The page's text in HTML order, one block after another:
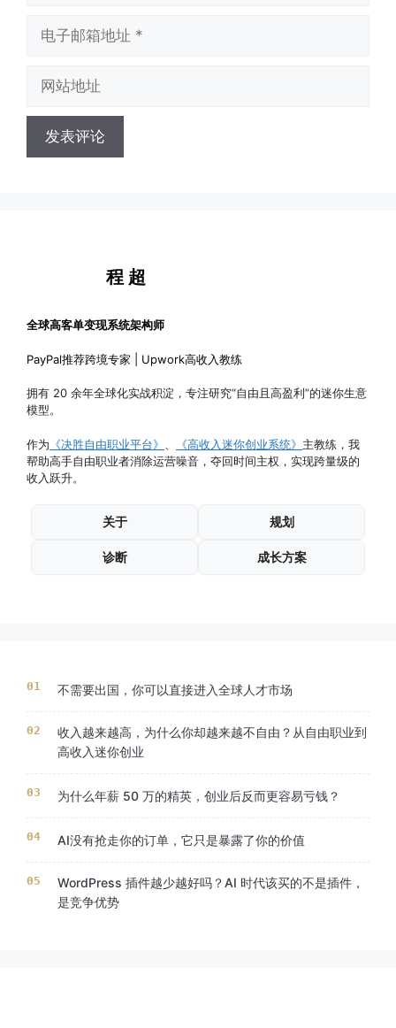
地
地
程 超
全球高客单变现系统架构师
PayPal推荐跨境专家 | Upwork高收入教练
拥有 20 余年全球化实战积淀，专注研究“自由且高盈利”的迷你生意
模型。
作为 《决胜自由职业平台》 《高收入迷你创业系统》 主教练，我
帮助高手自由职业者消除运营噪音，夺回时间主权，实现跨量级的
收入跃升。
关于 规划
诊断 成长方案
不需要出国，你可以直接进入全球人才市场
收入越来越高，为什么你却越来越不自由？从自由职业到
高收入迷你创业
为什么年薪 50 万的精英，创业后反而更容易亏钱？
AI没有抢走你的订单，它只是暴露了你的价值
WordPress 插件越少越好吗？AI 时代该买的不是插件，
是竞争优势